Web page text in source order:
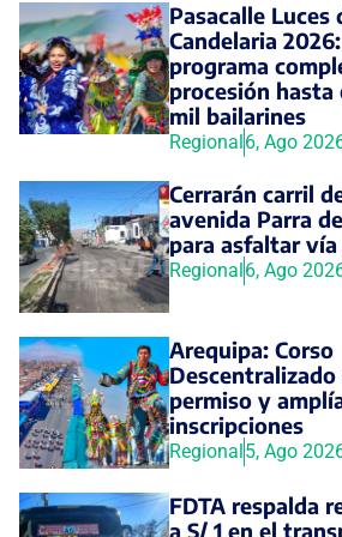
Pasacalle Luces
Candelaria
programa
procesión hasta
mil bailarines
Regional6, Ago
Cerrarán carril
avenida Parra
para asfaltar
Regional6, Ago
Arequipa: Corso
permiso y
inscripciones
Regional5, Ago
FDTA respalda
a S/ 1 en el